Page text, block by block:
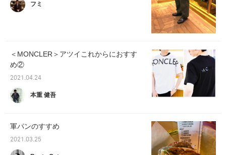
フミ
＜MONCLER＞アツイこれからにおすす
め②
2021.04.24
本重 健吾
軍パンのすすめ
2021.03.25